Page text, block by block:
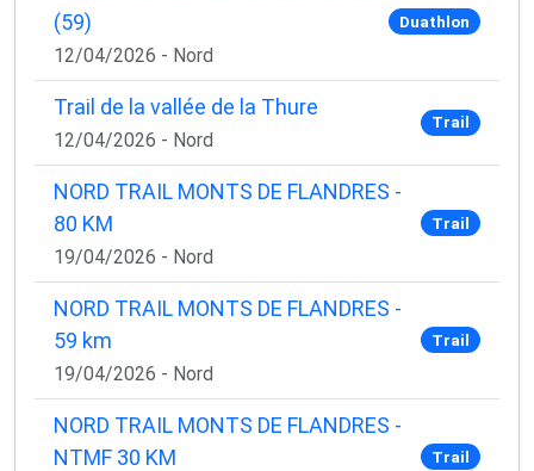
(59)
12/04/2026 - Nord
Duathlon
Trail de la vallée de la Thure
12/04/2026 - Nord
Trail
NORD TRAIL MONTS DE FLANDRES -
80 KM
19/04/2026 - Nord
Trail
NORD TRAIL MONTS DE FLANDRES -
59 km
19/04/2026 - Nord
Trail
NORD TRAIL MONTS DE FLANDRES -
NTMF 30 KM
Trail